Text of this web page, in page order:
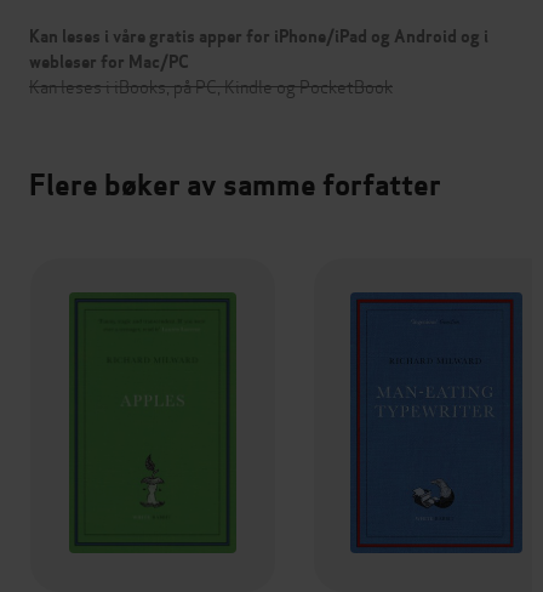
Kan leses i våre gratis apper for iPhone/iPad og Android og i
webleser for Mac/PC
Kan leses i iBooks, på PC, Kindle og PocketBook
Flere bøker av samme forfatter